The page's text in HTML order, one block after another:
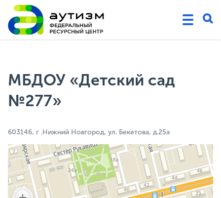
МБДОУ «Детский сад
№277»
603146, г .Нижний Новгород, ул. Бекетова, д.25а